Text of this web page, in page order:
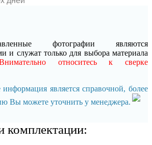
фотографии являются
и служат только для выбора материала
относитесь к сверке
является справочной, более
Вы можете уточнить у менеджера.
комплектации: